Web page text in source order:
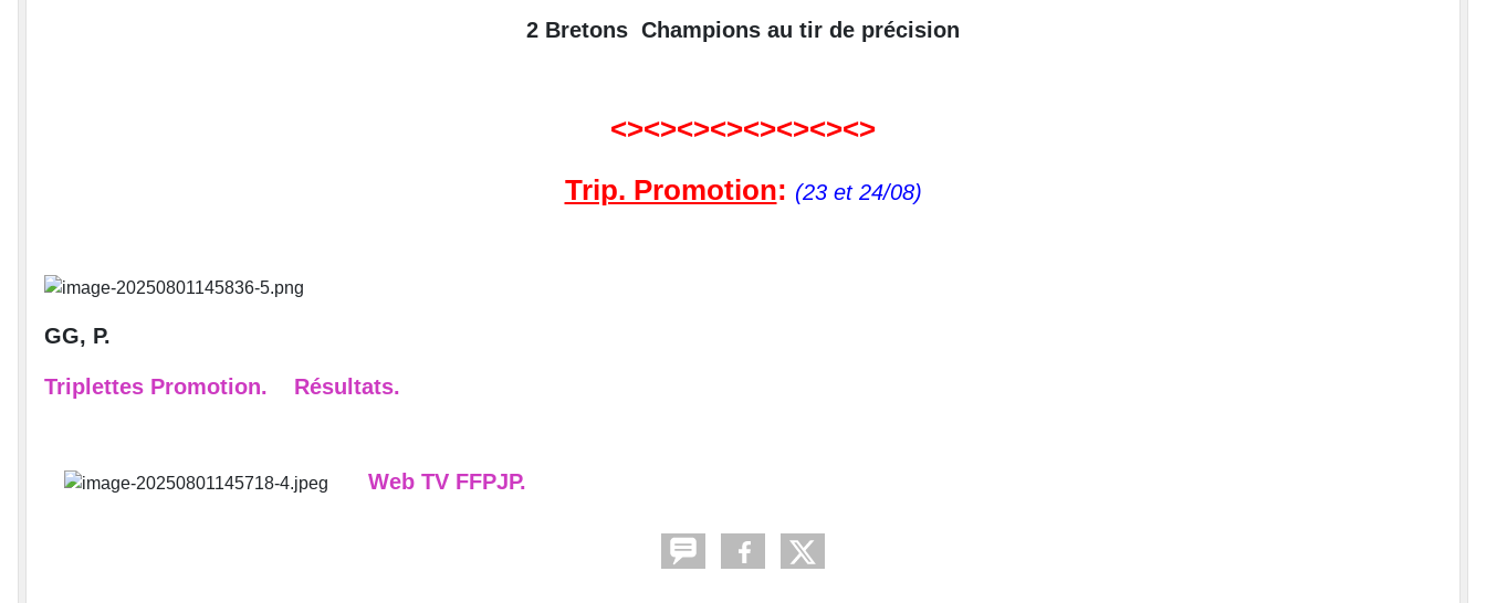
2 Bretons Champions au tir de précision
<><><><><><><><>
Trip. Promotion: (23 et 24/08)
GG, P.
Triplettes Promotion. Résultats.
Web TV FFPJP.